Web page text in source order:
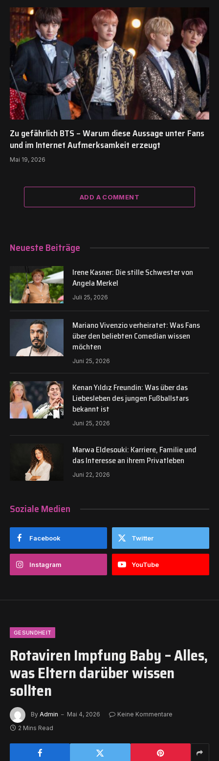
Zu gefährlich BTS – Warum diese Aussage unter Fans
und im Internet Aufmerksamkeit erzeugt
Mai 19, 2026
ADD A COMMENT
Neueste Beiträge
Irene Kasner: Die stille Schwester von
Angela Merkel
Juli 25, 2026
Mariano Vivenzio verheiratet: Was Fans
über den beliebten Comedian wissen
möchten
Juni 25, 2026
Kenan Yıldız Freundin: Was über das
Liebesleben des jungen Fußballstars
bekannt ist
Juni 25, 2026
Marwa Eldesouki: Karriere, Familie und
das Interesse an ihrem Privatleben
Juni 22, 2026
Soziale Medien
Facebook Twitter
Instagram YouTube
GESUNDHEIT
Rotaviren Impfung Baby – Alles,
was Eltern darüber wissen
sollten
By Admin Mai 4, 2026
Keine Kommentare
2 Mins Read